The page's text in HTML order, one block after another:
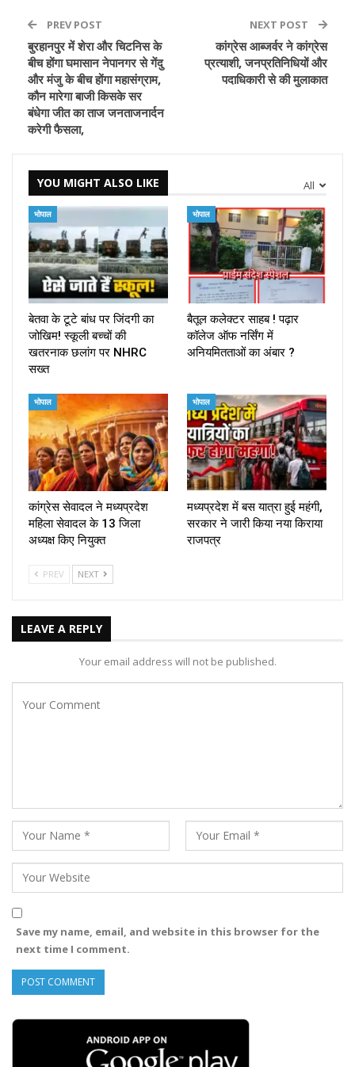
PREV POST
बुरहानपुर में शेरा और चिटनिस के
बीच होंगा घमासान नेपानगर से गेंदु
और मंजु के बीच होंगा महासंग्राम,
कौन मारेगा बाजी किसके सर
बंधेगा जीत का ताज जनताजनार्दन
करेगी फैसला,
NEXT POST
कांग्रेस आब्जर्वर ने कांग्रेस
प्रत्याशी, जनप्रतिनिधियों और
पदाधिकारी से की मुलाकात
All
YOU MIGHT ALSO LIKE
भोपाल
बेतवा के टूटे बांध पर जिंदगी का
जोखिम! स्कूली बच्चों की
खतरनाक छलांग पर NHRC
सख्त
भोपाल
बैतूल कलेक्टर साहब ! पढ़ार
कॉलेज ऑफ नर्सिंग में
अनियमितताओं का अंबार ?
भोपाल
कांग्रेस सेवादल ने मध्यप्रदेश
महिला सेवादल के 13 जिला
अध्यक्ष किए नियुक्त
भोपाल
मध्यप्रदेश में बस यात्रा हुई महंगी,
सरकार ने जारी किया नया किराया
राजपत्र
PREV NEXT
LEAVE A REPLY
Your email address will not be published.
Save my name, email, and website in this browser for the
next time I comment.